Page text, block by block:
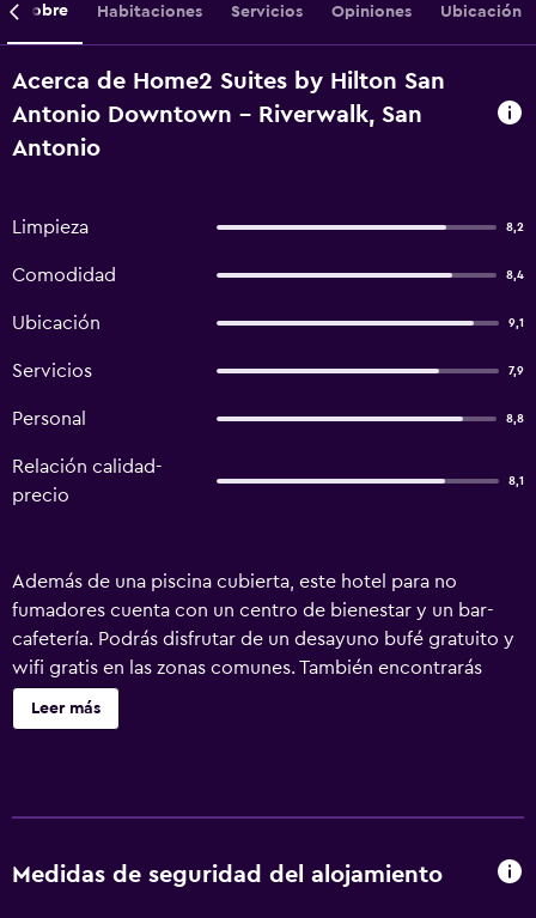
Sobre Habitaciones Servicios Opiniones Ubicación
Acerca de Home2 Suites by Hilton San
Antonio Downtown - Riverwalk, San
Antonio
Limpieza 8,2
Comodidad 8,4
Ubicación 9,1
Servicios 7,9
Personal 8,8
Relación calidad-
precio
8,1
Además de una piscina cubierta, este hotel para no
fumadores cuenta con un centro de bienestar y un bar-
cafetería. Podrás disfrutar de un desayuno bufé gratuito y
wifi gratis en las zonas comunes. También encontrarás
aparcamiento con asistencia, una zona para conferencias y
lavandería. Se ofrece un servicio de limpieza a petición.
incluyen sofá cama de doble. Se ofrece una televisión de
Leer más
Medidas de seguridad del alojamiento